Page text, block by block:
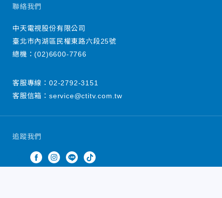
追蹤我們
聯絡我們
中天電視股份有限公司
臺北市內湖區民權東路六段25號
總機：(02)6600-7766
客服專線： 02-2792-3151
客服信箱： service@ctitv.com.tw